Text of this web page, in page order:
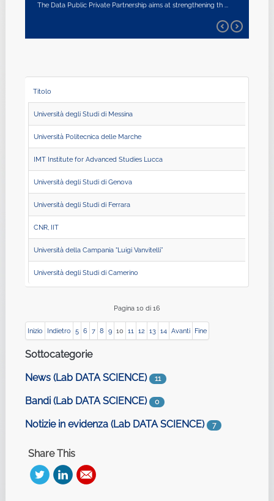
The Data Public Private Partnership aims at strengthening th ...
Titolo
Università degli Studi di Messina
Università Politecnica delle Marche
IMT Institute for Advanced Studies Lucca
Università degli Studi di Genova
Università degli Studi di Ferrara
CNR, IIT
Università della Campania "Luigi Vanvitelli”
Università degli Studi di Camerino
Pagina 10 di 16
Inizio Indietro 5 6 7 8 9 10 11 12 13 14 Avanti Fine
Sottocategorie
News (Lab DATA SCIENCE)
11
Bandi (Lab DATA SCIENCE) 0
Notizie in evidenza (Lab DATA SCIENCE) 7
Share This